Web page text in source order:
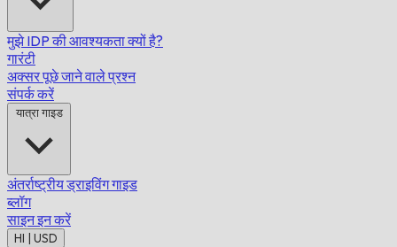
मुझे IDP की आवश्यकता क्यों है?
गारंटी
अक्सर पूछे जाने वाले प्रश्न
संपर्क करें
यात्रा गाइड
अंतर्राष्ट्रीय ड्राइविंग गाइड
ब्लॉग
साइन इन करें
HI | USD